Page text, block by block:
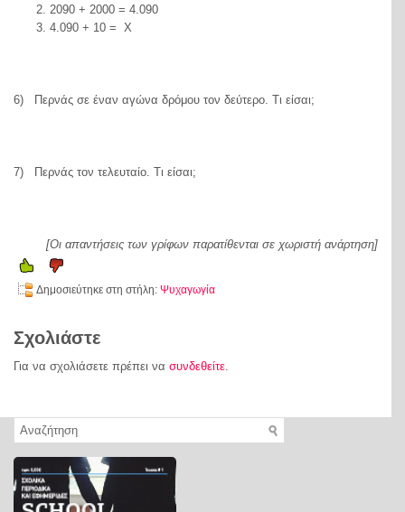
2090 + 2000 = 4.090
4.090 + 10 = Χ
6) Περνάς σε έναν αγώνα δρόμου τον δεύτερο. Τι είσαι;
7) Περνάς τον τελευταίο. Τι είσαι;
[Οι απαντήσεις των γρίφων παρατίθενται σε χωριστή ανάρτηση]
Δημοσιεύτηκε στη στήλη: Ψυχαγωγία
Σχολιάστε
Για να σχολιάσετε πρέπει να συνδεθείτε.